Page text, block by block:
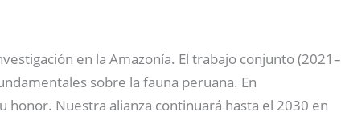
en la Amazonía. El trabajo conjunto (2021–
sobre la fauna peruana. En
Nuestra alianza continuará hasta el 2030 en